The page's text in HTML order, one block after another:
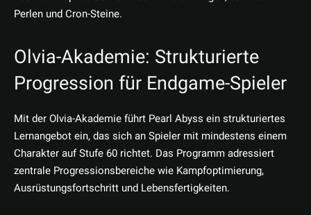
Perlen und Cron-Steine.
Olvia-Akademie: Strukturierte
Progression für Endgame-Spieler
Mit der Olvia-Akademie führt Pearl Abyss ein strukturiertes
Lernangebot ein, das sich an Spieler mit mindestens einem
Charakter auf Stufe 60 richtet. Das Programm adressiert
zentrale Progressionsbereiche wie Kampfoptimierung,
Ausrüstungsfortschritt und Lebensfertigkeiten.